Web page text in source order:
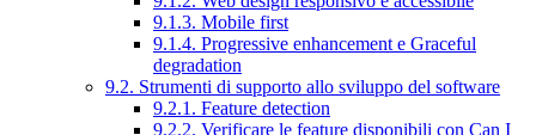
9.1.3. Mobile first
9.1.4. Progressive enhancement e Graceful
degradation
9.2. Strumenti di supporto allo sviluppo del software
9.2.1. Feature detection
9.2.2. Verificare le feature disponibili con Can I